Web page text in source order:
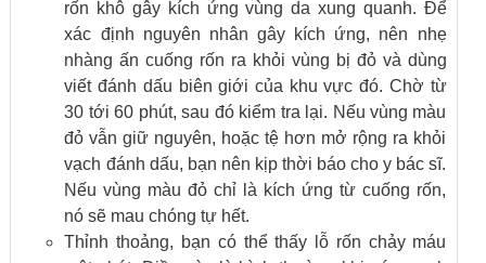
rốn khô gây kích ứng vùng da xung quanh. Để
xác định nguyên nhân gây kích ứng, nên nhẹ
nhàng ấn cuống rốn ra khỏi vùng bị đỏ và dùng
viết đánh dấu biên giới của khu vực đó. Chờ từ
30 tới 60 phút, sau đó kiểm tra lại. Nếu vùng màu
đỏ vẫn giữ nguyên, hoặc tệ hơn mở rộng ra khỏi
vạch đánh dấu, bạn nên kịp thời báo cho y bác sĩ.
Nếu vùng màu đỏ chỉ là kích ứng từ cuống rốn,
nó sẽ mau chóng tự hết.
Thỉnh thoảng, bạn có thể thấy lỗ rốn chảy máu